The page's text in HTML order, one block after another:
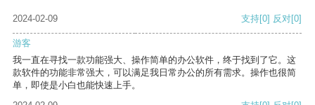
2024-02-09 支持[0] 反对[0]
游客
我一直在寻找一款功能强大、操作简单的办公软件，终于找到了它。这
款软件的功能非常强大，可以满足我日常办公的所有需求。操作也很简
单，即使是小白也能快速上手。